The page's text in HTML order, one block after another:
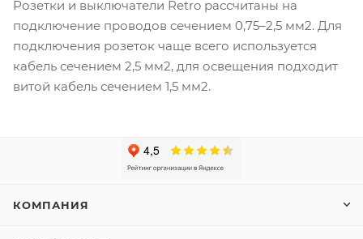
Розетки и выключатели Retro рассчитаны на
подключение проводов сечением 0,75–2,5 мм2. Для
подключения розеток чаще всего используется
кабель сечением 2,5 мм2, для освещения подходит
витой кабель сечением 1,5 мм2.
КОМПАНИЯ